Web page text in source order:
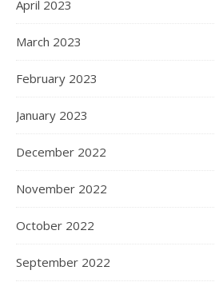
April 2023
March 2023
February 2023
January 2023
December 2022
November 2022
October 2022
September 2022